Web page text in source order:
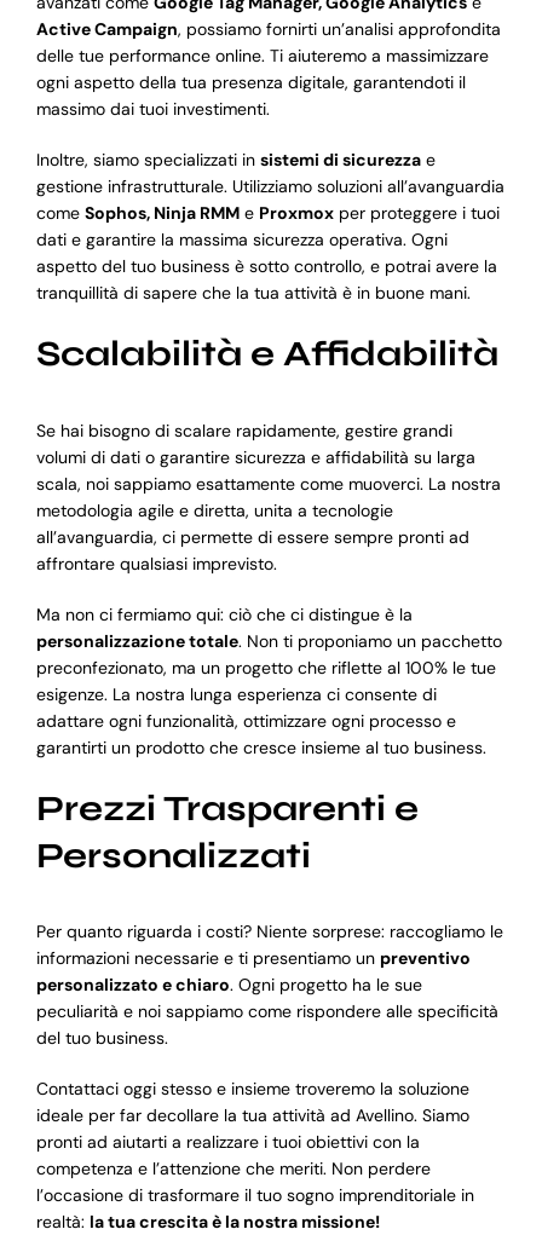
Active Campaign, possiamo fornirti un’analisi approfondita
delle tue performance online. Ti aiuteremo a massimizzare
ogni aspetto della tua presenza digitale, garantendoti il
massimo dai tuoi investimenti.
Inoltre, siamo specializzati in sistemi di sicurezzae
gestione infrastrutturale. Utilizziamo soluzioni all’avanguardia
come Sophos, Ninja RMMe Proxmoxper proteggere i tuoi
dati e garantire la massima sicurezza operativa. Ogni
aspetto del tuo business è sotto controllo, e potrai avere la
tranquillità di sapere che la tua attività è in buone mani.
Scalabilità e Affidabilità
Se hai bisogno di scalare rapidamente, gestire grandi
volumi di dati o garantire sicurezza e affidabilità su larga
scala, noi sappiamo esattamente come muoverci. La nostra
metodologia agile e diretta, unita a tecnologie
all’avanguardia, ci permette di essere sempre pronti ad
affrontare qualsiasi imprevisto.
Ma non ci fermiamo qui: ciò che ci distingue è la
personalizzazione totale. Non ti proponiamo un pacchetto
preconfezionato, ma un progetto che riflette al 100% le tue
esigenze. La nostra lunga esperienza ci consente di
adattare ogni funzionalità, ottimizzare ogni processo e
garantirti un prodotto che cresce insieme al tuo business.
Prezzi Trasparenti e
Personalizzati
Per quanto riguarda i costi? Niente sorprese: raccogliamo le
informazioni necessarie e ti presentiamo un preventivo
personalizzato e chiaro. Ogni progetto ha le sue
peculiarità e noi sappiamo come rispondere alle specificità
del tuo business.
Contattaci oggi stesso e insieme troveremo la soluzione
ideale per far decollare la tua attività ad Avellino. Siamo
pronti ad aiutarti a realizzare i tuoi obiettivi con la
competenza e l’attenzione che meriti. Non perdere
l’occasione di trasformare il tuo sogno imprenditoriale in
realtà: la tua crescita è la nostra missione!